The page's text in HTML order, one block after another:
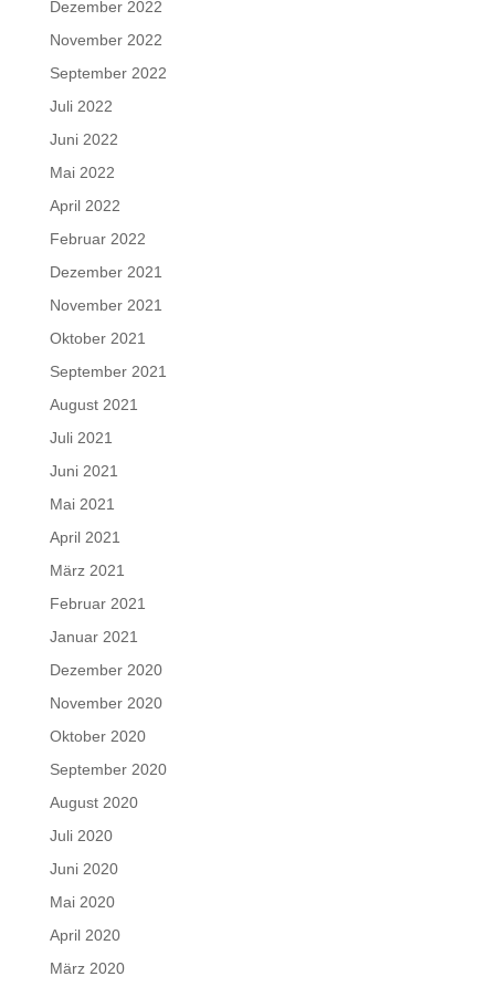
Dezember 2022
November 2022
September 2022
Juli 2022
Juni 2022
Mai 2022
April 2022
Februar 2022
Dezember 2021
November 2021
Oktober 2021
September 2021
August 2021
Juli 2021
Juni 2021
Mai 2021
April 2021
März 2021
Februar 2021
Januar 2021
Dezember 2020
November 2020
Oktober 2020
September 2020
August 2020
Juli 2020
Juni 2020
Mai 2020
April 2020
März 2020